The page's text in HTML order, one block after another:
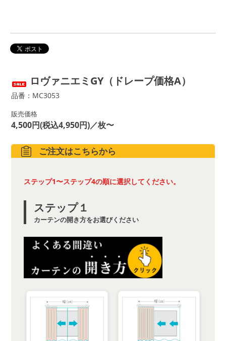
ロヴァニエミGY（ドレープ価格A）
品番：MC3053
販売価格
4,500円(税込4,950円)／枚〜
ご注文はこちらから
ステップ1〜ステップ4の順に選択してください。
ステップ１
カーテンの開き方をお選びください